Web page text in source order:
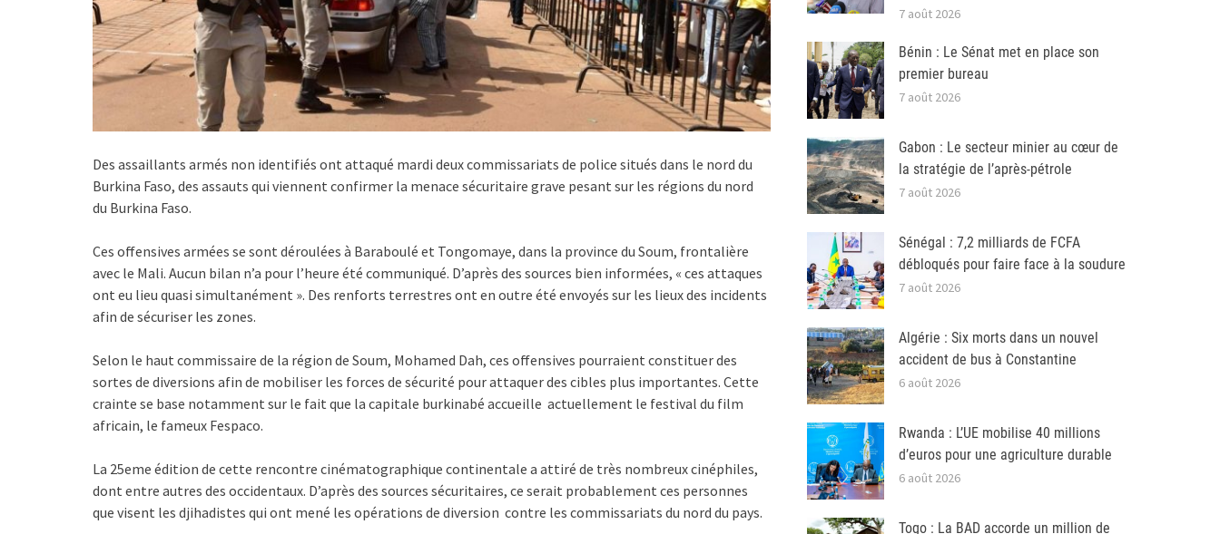
Des assaillants armés non identifiés ont attaqué mardi deux commissariats de police situés dans le nord du
Burkina Faso, des assauts qui viennent confirmer la menace sécuritaire grave pesant sur les régions du nord
du Burkina Faso.
Ces offensives armées se sont déroulées à Baraboulé et Tongomaye, dans la province du Soum, frontalière
avec le Mali. Aucun bilan n’a pour l’heure été communiqué. D’après des sources bien informées, « ces attaques
ont eu lieu quasi simultanément ». Des renforts terrestres ont en outre été envoyés sur les lieux des incidents
afin de sécuriser les zones.
Selon le haut commissaire de la région de Soum, Mohamed Dah, ces offensives pourraient constituer des
sortes de diversions afin de mobiliser les forces de sécurité pour attaquer des cibles plus importantes. Cette
crainte se base notamment sur le fait que la capitale burkinabé accueille actuellement le festival du film
africain, le fameux Fespaco.
La 25eme édition de cette rencontre cinématographique continentale a attiré de très nombreux cinéphiles,
dont entre autres des occidentaux. D’après des sources sécuritaires, ce serait probablement ces personnes
que visent les djihadistes qui ont mené les opérations de diversion contre les commissariats du nord du pays.
7 août 2026
Bénin : Le Sénat met en place son
premier bureau
7 août 2026
Gabon : Le secteur minier au cœur de
la stratégie de l’après-pétrole
7 août 2026
Sénégal : 7,2 milliards de FCFA
débloqués pour faire face à la soudure
7 août 2026
Algérie : Six morts dans un nouvel
accident de bus à Constantine
6 août 2026
Rwanda : L’UE mobilise 40 millions
d’euros pour une agriculture durable
6 août 2026
Togo : La BAD accorde un million de